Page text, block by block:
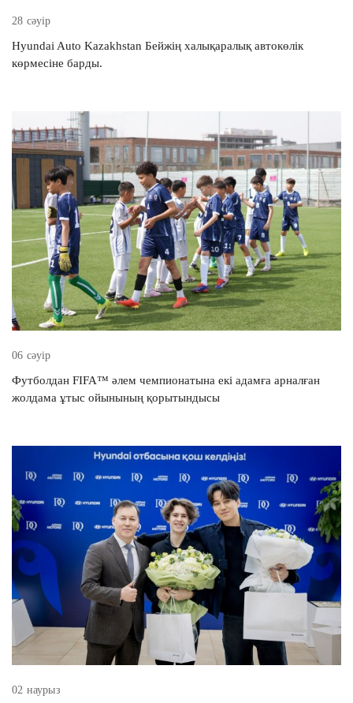
28 сәуір
Hyundai Auto Kazakhstan Бейжің халықаралық автокөлік
көрмесіне барды.
06 сәуір
Футболдан FIFA™ әлем чемпионатына екі адамға арналған
жолдама ұтыс ойынының қорытындысы
02 наурыз
Консультация по кредиту
Өтінім қалдырыңыз және маманымыздың тегін
кеңесін алыңыз.
Модель автомобиля *
Ваше имя *